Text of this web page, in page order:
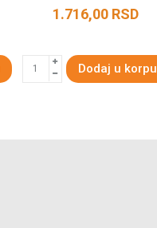
1.716,00 RSD
Dodaj u korpu